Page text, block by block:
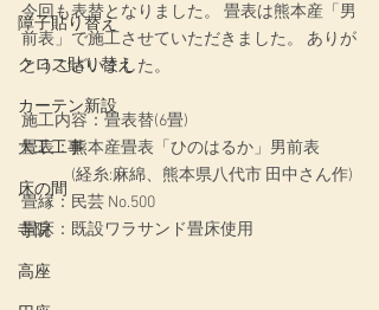
障子貼り替え
クロス貼り替え
カーテン新設
大工工事
床の間
寺院
高座
今回も表替となりました。 畳表は熊本産「男
前表」で施工させていただきました。 ありが
とうございました。
施工内容：畳表替(6畳)
畳表：熊本産畳表「ひのはるか」男前表
(経糸:麻綿、熊本県八代市 田中さん作)
畳縁：民芸 No.500
畳床：既設ワラサンド畳床使用